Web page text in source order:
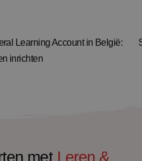
Learning Account in België:
inrichten
met Leren &